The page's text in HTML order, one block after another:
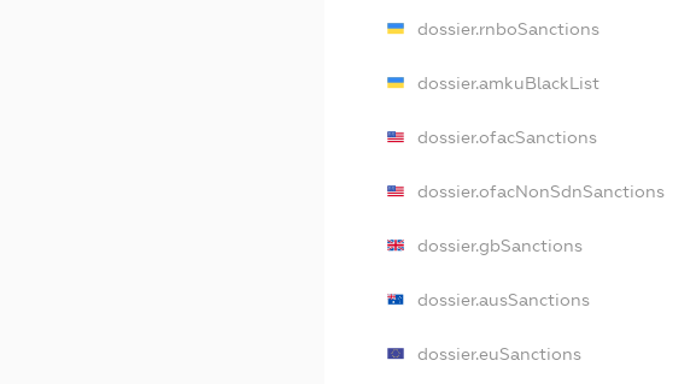
dossier.rnboSanctions
dossier.amkuBlackList
dossier.ofacSanctions
dossier.ofacNonSdnSanctions
dossier.gbSanctions
dossier.ausSanctions
dossier.euSanctions